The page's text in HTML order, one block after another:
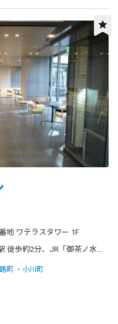
地 ワテラスタワー 1F
約3分、東京メトロ丸ノ内線「淡路町」駅 徒歩約2分
町
小川町